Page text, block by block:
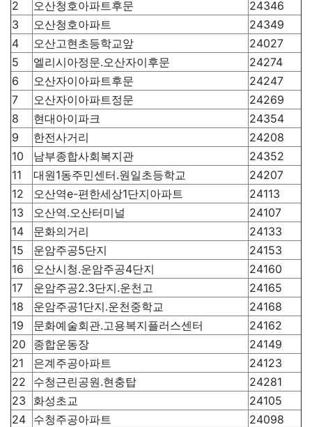
2 오산청호아파트후문
24346
3
오산청호아파트
24349
4
오산고현초등학교앞
24027
5
엘리시아정문.오산자이후문
24274
6
오산자이아파트후문
24247
7
오산자이아파트정문
24269
8
현대아이파크
24354
9
한전사거리
24208
10
남부종합사회복지관
24352
11
대원1동주민센터.원일초등학교
24207
12
오산역e-편한세상1단지아파트
24113
13
오산역.오산터미널
24107
14
문화의거리
24133
15
운암주공5단지
24153
16
오산시청.운암주공4단지
24160
17
운암주공2.3단지.운천고
24165
18
운암주공1단지.운천중학교
24168
19
문화예술회관.고용복지플러스센터
24162
20
종합운동장
24149
21
은계주공아파트
24123
22
수청근린공원.현충탑
24281
23
화성초교
24105
24 수청주공아파트
24098